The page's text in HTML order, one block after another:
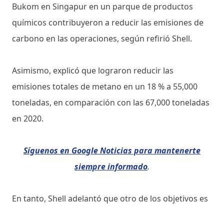
Bukom en Singapur en un parque de productos
químicos contribuyeron a reducir las emisiones de
carbono en las operaciones, según refirió Shell.
Asimismo, explicó que lograron reducir las
emisiones totales de metano en un 18 % a 55,000
toneladas, en comparación con las 67,000 toneladas
en 2020.
Síguenos en Google Noticias para mantenerte
siempre informado.
En tanto, Shell adelantó que otro de los objetivos es